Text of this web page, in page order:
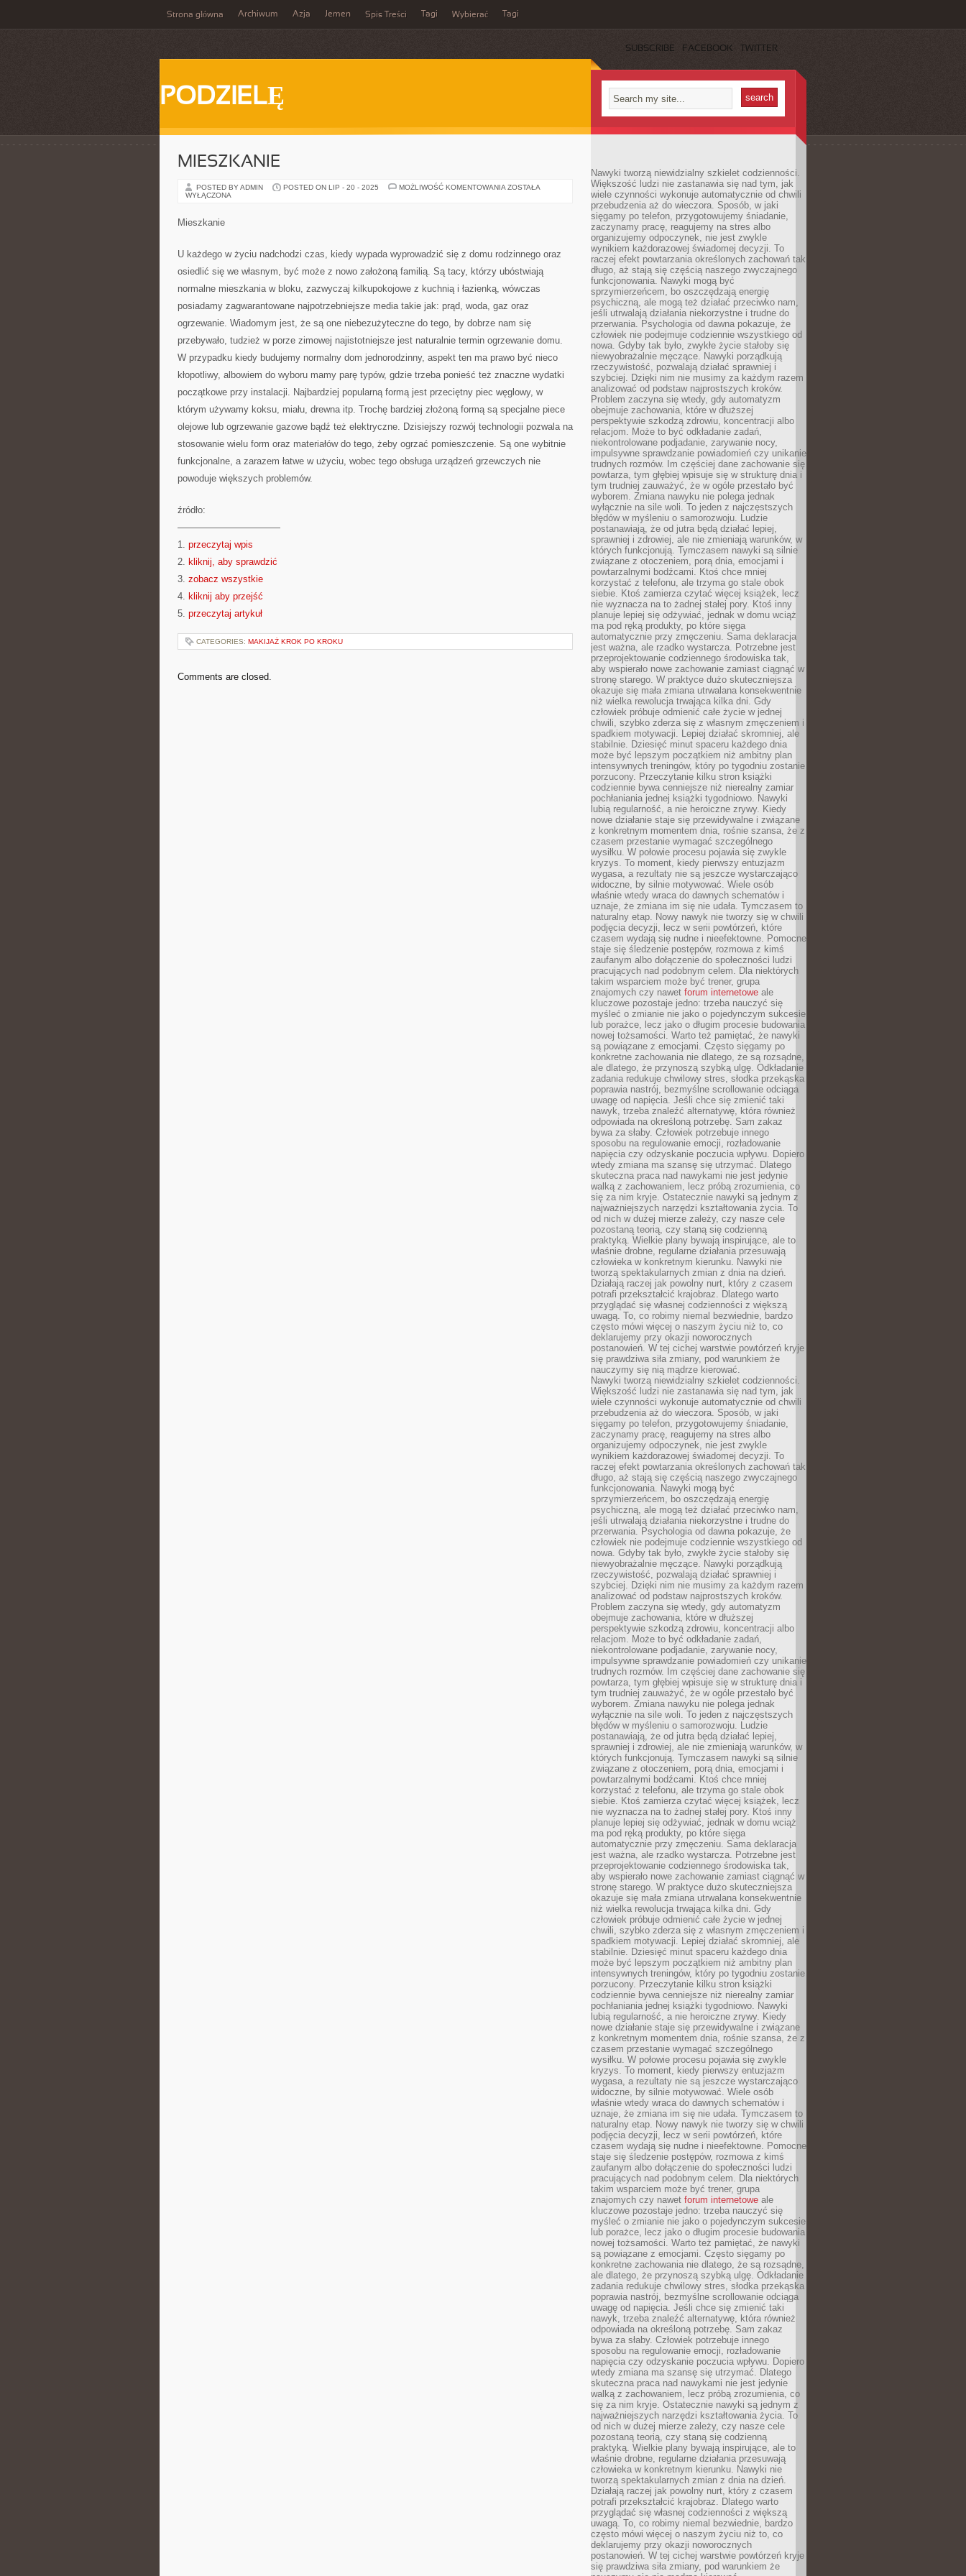
Strona główna Archiwum Azja Jemen Spis Treści Tagi Wybierać Tagi
SUBSCRIBE FACEBOOK TWITTER
PODZIELĘ
MIESZKANIE
POSTED BY ADMIN POSTED ON LIP - 20 - 2025 MOŻLIWOŚĆ KOMENTOWANIA MIESZKANIE
ZOSTAŁA
WYŁĄCZONA
Mieszkanie
U każdego w życiu nadchodzi czas, kiedy wypada wyprowadzić się z domu rodzinnego oraz
osiedlić się we własnym, być może z nowo założoną familią. Są tacy, którzy ubóstwiają
normalne mieszkania w bloku, zazwyczaj kilkupokojowe z kuchnią i łazienką, wówczas
posiadamy zagwarantowane najpotrzebniejsze media takie jak: prąd, woda, gaz oraz
ogrzewanie. Wiadomym jest, że są one niebezużyteczne do tego, by dobrze nam się
przebywało, tudzież w porze zimowej najistotniejsze jest naturalnie termin ogrzewanie domu.
W przypadku kiedy budujemy normalny dom jednorodzinny, aspekt ten ma prawo być nieco
kłopotliwy, albowiem do wyboru mamy parę typów, gdzie trzeba ponieść też znaczne wydatki
początkowe przy instalacji. Najbardziej popularną formą jest przeciętny piec węglowy, w
którym używamy koksu, miału, drewna itp. Trochę bardziej złożoną formą są specjalne piece
olejowe lub ogrzewanie gazowe bądź też elektryczne. Dzisiejszy rozwój technologii pozwala na
stosowanie wielu form oraz materiałów do tego, żeby ogrzać pomieszczenie. Są one wybitnie
funkcjonalne, a zarazem łatwe w użyciu, wobec tego obsługa urządzeń grzewczych nie
powoduje większych problemów.
źródło:
———————————
1. przeczytaj wpis
2. kliknij, aby sprawdzić
3. zobacz wszystkie
4. kliknij aby przejść
5. przeczytaj artykuł
CATEGORIES: MAKIJAŻ KROK PO KROKU
Comments are closed.
Nawyki tworzą niewidzialny szkielet codzienności.
Większość ludzi nie zastanawia się nad tym, jak
wiele czynności wykonuje automatycznie od chwili
przebudzenia aż do wieczora. Sposób, w jaki
sięgamy po telefon, przygotowujemy śniadanie,
zaczynamy pracę, reagujemy na stres albo
organizujemy odpoczynek, nie jest zwykle
wynikiem każdorazowej świadomej decyzji. To
raczej efekt powtarzania określonych zachowań tak
długo, aż stają się częścią naszego zwyczajnego
funkcjonowania. Nawyki mogą być
sprzymierzeńcem, bo oszczędzają energię
psychiczną, ale mogą też działać przeciwko nam,
jeśli utrwalają działania niekorzystne i trudne do
przerwania. Psychologia od dawna pokazuje, że
człowiek nie podejmuje codziennie wszystkiego od
nowa. Gdyby tak było, zwykłe życie stałoby się
niewyobrażalnie męczące. Nawyki porządkują
rzeczywistość, pozwalają działać sprawniej i
szybciej. Dzięki nim nie musimy za każdym razem
analizować od podstaw najprostszych kroków.
Problem zaczyna się wtedy, gdy automatyzm
obejmuje zachowania, które w dłuższej
perspektywie szkodzą zdrowiu, koncentracji albo
relacjom. Może to być odkładanie zadań,
niekontrolowane podjadanie, zarywanie nocy,
impulsywne sprawdzanie powiadomień czy unikanie
trudnych rozmów. Im częściej dane zachowanie się
powtarza, tym głębiej wpisuje się w strukturę dnia i
tym trudniej zauważyć, że w ogóle przestało być
wyborem. Zmiana nawyku nie polega jednak
wyłącznie na sile woli. To jeden z najczęstszych
błędów w myśleniu o samorozwoju. Ludzie
postanawiają, że od jutra będą działać lepiej,
sprawniej i zdrowiej, ale nie zmieniają warunków, w
których funkcjonują. Tymczasem nawyki są silnie
związane z otoczeniem, porą dnia, emocjami i
powtarzalnymi bodźcami. Ktoś chce mniej
korzystać z telefonu, ale trzyma go stale obok
siebie. Ktoś zamierza czytać więcej książek, lecz
nie wyznacza na to żadnej stałej pory. Ktoś inny
planuje lepiej się odżywiać, jednak w domu wciąż
ma pod ręką produkty, po które sięga
automatycznie przy zmęczeniu. Sama deklaracja
jest ważna, ale rzadko wystarcza. Potrzebne jest
przeprojektowanie codziennego środowiska tak,
aby wspierało nowe zachowanie zamiast ciągnąć w
stronę starego. W praktyce dużo skuteczniejsza
okazuje się mała zmiana utrwalana konsekwentnie
niż wielka rewolucja trwająca kilka dni. Gdy
człowiek próbuje odmienić całe życie w jednej
chwili, szybko zderza się z własnym zmęczeniem i
spadkiem motywacji. Lepiej działać skromniej, ale
stabilnie. Dziesięć minut spaceru każdego dnia
może być lepszym początkiem niż ambitny plan
intensywnych treningów, który po tygodniu zostanie
porzucony. Przeczytanie kilku stron książki
codziennie bywa cenniejsze niż nierealny zamiar
pochłaniania jednej książki tygodniowo. Nawyki
lubią regularność, a nie heroiczne zrywy. Kiedy
nowe działanie staje się przewidywalne i związane
z konkretnym momentem dnia, rośnie szansa, że z
czasem przestanie wymagać szczególnego
wysiłku. W połowie procesu pojawia się zwykle
kryzys. To moment, kiedy pierwszy entuzjazm
wygasa, a rezultaty nie są jeszcze wystarczająco
widoczne, by silnie motywować. Wiele osób
właśnie wtedy wraca do dawnych schematów i
uznaje, że zmiana im się nie udała. Tymczasem to
naturalny etap. Nowy nawyk nie tworzy się w chwili
podjęcia decyzji, lecz w serii powtórzeń, które
czasem wydają się nudne i nieefektowne. Pomocne
staje się śledzenie postępów, rozmowa z kimś
zaufanym albo dołączenie do społeczności ludzi
pracujących nad podobnym celem. Dla niektórych
takim wsparciem może być trener, grupa
znajomych czy nawet forum internetowe ale
kluczowe pozostaje jedno: trzeba nauczyć się
myśleć o zmianie nie jako o pojedynczym sukcesie
lub porażce, lecz jako o długim procesie budowania
nowej tożsamości. Warto też pamiętać, że nawyki
są powiązane z emocjami. Często sięgamy po
konkretne zachowania nie dlatego, że są rozsądne,
ale dlatego, że przynoszą szybką ulgę. Odkładanie
zadania redukuje chwilowy stres, słodka przekąska
poprawia nastrój, bezmyślne scrollowanie odciąga
uwagę od napięcia. Jeśli chce się zmienić taki
nawyk, trzeba znaleźć alternatywę, która również
odpowiada na określoną potrzebę. Sam zakaz
bywa za słaby. Człowiek potrzebuje innego
sposobu na regulowanie emocji, rozładowanie
napięcia czy odzyskanie poczucia wpływu. Dopiero
wtedy zmiana ma szansę się utrzymać. Dlatego
skuteczna praca nad nawykami nie jest jedynie
walką z zachowaniem, lecz próbą zrozumienia, co
się za nim kryje. Ostatecznie nawyki są jednym z
najważniejszych narzędzi kształtowania życia. To
od nich w dużej mierze zależy, czy nasze cele
pozostaną teorią, czy staną się codzienną
praktyką. Wielkie plany bywają inspirujące, ale to
właśnie drobne, regularne działania przesuwają
człowieka w konkretnym kierunku. Nawyki nie
tworzą spektakularnych zmian z dnia na dzień.
Działają raczej jak powolny nurt, który z czasem
potrafi przekształcić krajobraz. Dlatego warto
przyglądać się własnej codzienności z większą
uwagą. To, co robimy niemal bezwiednie, bardzo
często mówi więcej o naszym życiu niż to, co
deklarujemy przy okazji noworocznych
postanowień. W tej cichej warstwie powtórzeń kryje
się prawdziwa siła zmiany, pod warunkiem że
nauczymy się nią mądrze kierować.
Nawyki tworzą niewidzialny szkielet codzienności.
Większość ludzi nie zastanawia się nad tym, jak
wiele czynności wykonuje automatycznie od chwili
przebudzenia aż do wieczora. Sposób, w jaki
sięgamy po telefon, przygotowujemy śniadanie,
zaczynamy pracę, reagujemy na stres albo
organizujemy odpoczynek, nie jest zwykle
wynikiem każdorazowej świadomej decyzji. To
raczej efekt powtarzania określonych zachowań tak
długo, aż stają się częścią naszego zwyczajnego
funkcjonowania. Nawyki mogą być
sprzymierzeńcem, bo oszczędzają energię
psychiczną, ale mogą też działać przeciwko nam,
jeśli utrwalają działania niekorzystne i trudne do
przerwania. Psychologia od dawna pokazuje, że
człowiek nie podejmuje codziennie wszystkiego od
nowa. Gdyby tak było, zwykłe życie stałoby się
niewyobrażalnie męczące. Nawyki porządkują
rzeczywistość, pozwalają działać sprawniej i
szybciej. Dzięki nim nie musimy za każdym razem
analizować od podstaw najprostszych kroków.
Problem zaczyna się wtedy, gdy automatyzm
obejmuje zachowania, które w dłuższej
perspektywie szkodzą zdrowiu, koncentracji albo
relacjom. Może to być odkładanie zadań,
niekontrolowane podjadanie, zarywanie nocy,
impulsywne sprawdzanie powiadomień czy unikanie
trudnych rozmów. Im częściej dane zachowanie się
powtarza, tym głębiej wpisuje się w strukturę dnia i
tym trudniej zauważyć, że w ogóle przestało być
wyborem. Zmiana nawyku nie polega jednak
wyłącznie na sile woli. To jeden z najczęstszych
błędów w myśleniu o samorozwoju. Ludzie
postanawiają, że od jutra będą działać lepiej,
sprawniej i zdrowiej, ale nie zmieniają warunków, w
których funkcjonują. Tymczasem nawyki są silnie
związane z otoczeniem, porą dnia, emocjami i
powtarzalnymi bodźcami. Ktoś chce mniej
korzystać z telefonu, ale trzyma go stale obok
siebie. Ktoś zamierza czytać więcej książek, lecz
nie wyznacza na to żadnej stałej pory. Ktoś inny
planuje lepiej się odżywiać, jednak w domu wciąż
ma pod ręką produkty, po które sięga
automatycznie przy zmęczeniu. Sama deklaracja
jest ważna, ale rzadko wystarcza. Potrzebne jest
przeprojektowanie codziennego środowiska tak,
aby wspierało nowe zachowanie zamiast ciągnąć w
stronę starego. W praktyce dużo skuteczniejsza
okazuje się mała zmiana utrwalana konsekwentnie
niż wielka rewolucja trwająca kilka dni. Gdy
człowiek próbuje odmienić całe życie w jednej
chwili, szybko zderza się z własnym zmęczeniem i
spadkiem motywacji. Lepiej działać skromniej, ale
stabilnie. Dziesięć minut spaceru każdego dnia
może być lepszym początkiem niż ambitny plan
intensywnych treningów, który po tygodniu zostanie
porzucony. Przeczytanie kilku stron książki
codziennie bywa cenniejsze niż nierealny zamiar
pochłaniania jednej książki tygodniowo. Nawyki
lubią regularność, a nie heroiczne zrywy. Kiedy
nowe działanie staje się przewidywalne i związane
z konkretnym momentem dnia, rośnie szansa, że z
czasem przestanie wymagać szczególnego
wysiłku. W połowie procesu pojawia się zwykle
kryzys. To moment, kiedy pierwszy entuzjazm
wygasa, a rezultaty nie są jeszcze wystarczająco
widoczne, by silnie motywować. Wiele osób
właśnie wtedy wraca do dawnych schematów i
uznaje, że zmiana im się nie udała. Tymczasem to
naturalny etap. Nowy nawyk nie tworzy się w chwili
podjęcia decyzji, lecz w serii powtórzeń, które
czasem wydają się nudne i nieefektowne. Pomocne
staje się śledzenie postępów, rozmowa z kimś
zaufanym albo dołączenie do społeczności ludzi
pracujących nad podobnym celem. Dla niektórych
takim wsparciem może być trener, grupa
znajomych czy nawet forum internetowe ale
kluczowe pozostaje jedno: trzeba nauczyć się
myśleć o zmianie nie jako o pojedynczym sukcesie
lub porażce, lecz jako o długim procesie budowania
nowej tożsamości. Warto też pamiętać, że nawyki
są powiązane z emocjami. Często sięgamy po
konkretne zachowania nie dlatego, że są rozsądne,
ale dlatego, że przynoszą szybką ulgę. Odkładanie
zadania redukuje chwilowy stres, słodka przekąska
poprawia nastrój, bezmyślne scrollowanie odciąga
uwagę od napięcia. Jeśli chce się zmienić taki
nawyk, trzeba znaleźć alternatywę, która również
odpowiada na określoną potrzebę. Sam zakaz
bywa za słaby. Człowiek potrzebuje innego
sposobu na regulowanie emocji, rozładowanie
napięcia czy odzyskanie poczucia wpływu. Dopiero
wtedy zmiana ma szansę się utrzymać. Dlatego
skuteczna praca nad nawykami nie jest jedynie
walką z zachowaniem, lecz próbą zrozumienia, co
się za nim kryje. Ostatecznie nawyki są jednym z
najważniejszych narzędzi kształtowania życia. To
od nich w dużej mierze zależy, czy nasze cele
pozostaną teorią, czy staną się codzienną
praktyką. Wielkie plany bywają inspirujące, ale to
właśnie drobne, regularne działania przesuwają
człowieka w konkretnym kierunku. Nawyki nie
tworzą spektakularnych zmian z dnia na dzień.
Działają raczej jak powolny nurt, który z czasem
potrafi przekształcić krajobraz. Dlatego warto
przyglądać się własnej codzienności z większą
uwagą. To, co robimy niemal bezwiednie, bardzo
często mówi więcej o naszym życiu niż to, co
deklarujemy przy okazji noworocznych
postanowień. W tej cichej warstwie powtórzeń kryje
się prawdziwa siła zmiany, pod warunkiem że